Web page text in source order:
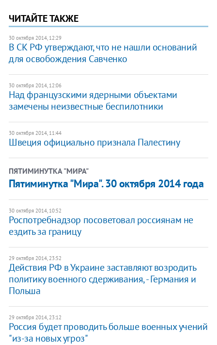
ЧИТАЙТЕ ТАКЖЕ
30 октября 2014, 12:29
В СК РФ утверждают, что не нашли оснований
для освобождения Савченко
30 октября 2014, 12:06
​Над французскими ядерными объектами
замечены неизвестные беспилотники
30 октября 2014, 11:44
Швеция официально признала Палестину
ПЯТИМИНУТКА "МИРА"
Пятиминутка "Мира". 30 октября 2014 года
30 октября 2014, 10:52
Роспотребнадзор посоветовал россиянам не
ездить за границу
29 октября 2014, 23:52
Действия РФ в Украине заставляют возродить
политику военного сдерживания, - Германия и
Польша
29 октября 2014, 23:12
Россия будет проводить больше военных учений
"из-за новых угроз"